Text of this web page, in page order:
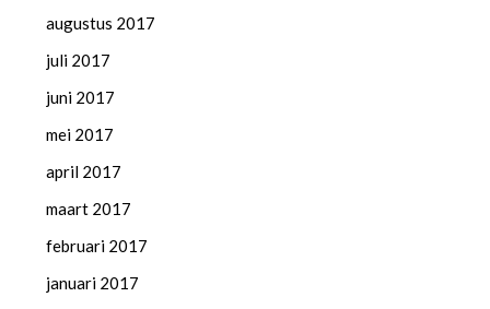
augustus 2017
juli 2017
juni 2017
mei 2017
april 2017
maart 2017
februari 2017
januari 2017